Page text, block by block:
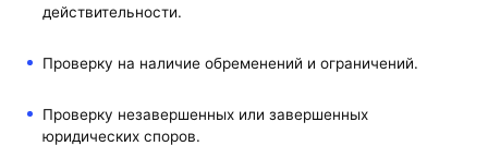
действительности.
Проверку на наличие обременений и ограничений.
Проверку незавершенных или завершенных
юридических споров.